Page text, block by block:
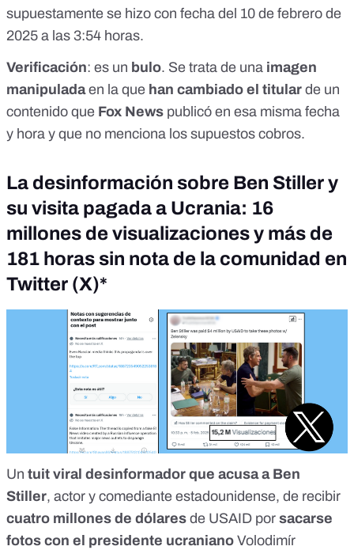
supuestamente se hizo con fecha del 10 de febrero de
2025 a las 3:54 horas.
Verificación: es un bulo. Se trata de una imagen
manipuladaen la que han cambiado el titular de un
contenido que Fox News publicó en esa misma fecha
y hora y que no menciona los supuestos cobros.
La desinformación sobre Ben Stiller y
su visita pagada a Ucrania: 16
millones de visualizaciones y más de
181 horas sin nota de la comunidad en
Twitter (X)*
Un tuit viral desinformador que acusa a Ben
Stiller, actor y comediante estadounidense, de recibir
cuatro millones de dólares de USAID por sacarse
fotos con el presidente ucraniano Volodimír